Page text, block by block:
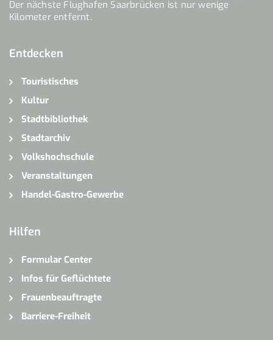
Der nächste Flughafen Saarbrücken ist nur wenige
Kilometer entfernt.
Entdecken
Touristisches
Kultur
Stadtbibliothek
Stadtarchiv
Volkshochschule
Veranstaltungen
Handel-Gastro-Gewerbe
Hilfen
Formular Center
Infos für Geflüchtete
Frauenbeauftragte
Barriere-Freiheit